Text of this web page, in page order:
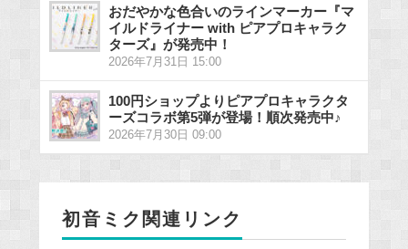
おだやかな色合いのラインマーカー『マ
イルドライナー with ピアプロキャラク
ターズ』が発売中！
2026年7月31日 15:00
100円ショップよりピアプロキャラクタ
ーズコラボ第5弾が登場！順次発売中♪
2026年7月30日 09:00
初音ミク関連リンク